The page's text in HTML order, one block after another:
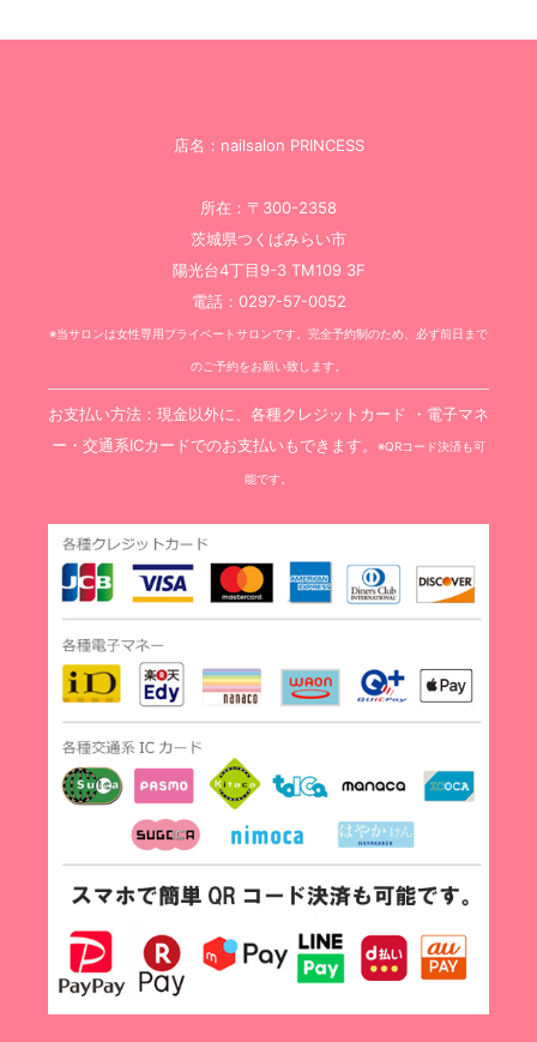
店名：nailsalon PRINCESS
所在：〒300-2358
茨城県つくばみらい市
陽光台4丁目9-3 TM109 3F
電話：0297-57-0052
※当サロンは女性専用プライベートサロンです。完全予約制のため、必ず前日まで
のご予約をお願い致します。
お支払い方法：現金以外に、各種クレジットカード ・電子マネ
ー・交通系ICカードでのお支払いもできます。
※QRコード決済も可
能です。